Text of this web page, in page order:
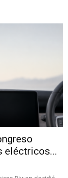
eléctricos...